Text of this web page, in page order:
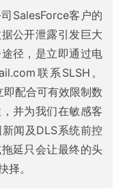
SalesForce客户的
公开泄露引发巨大
径，是立即通过电
联系SLSH。
配合可有效限制数
并为我们在敏感客
闻及DLS系统前控
延只会让最终的头
择。